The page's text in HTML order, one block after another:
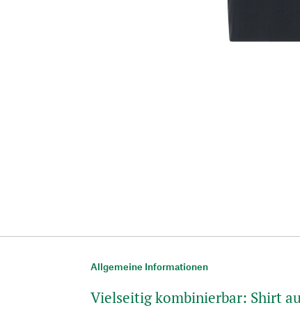
Allgemeine Informationen
Vielseitig kombinierbar: Shirt